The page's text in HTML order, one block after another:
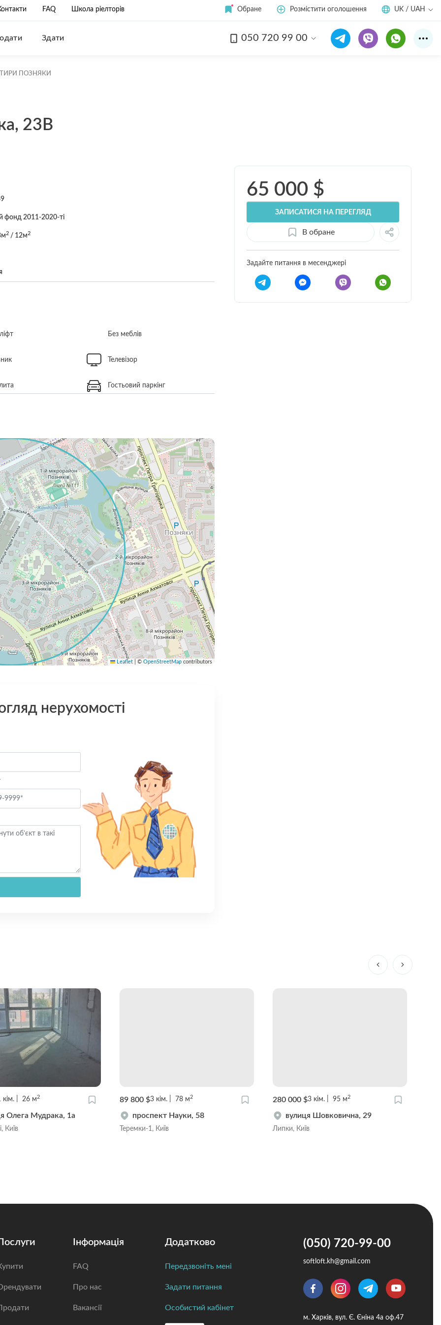
FAQ Школа ріелторів Обране Розмістити оголошення UK / UAH
Здати 050 720 99 00Дивитись усі9 фото
ПОЗНЯКИ
23В
фонд 2011-2020-ті
2/ 12м2
Без меблів
Телевізор
Гостьовий паркінг
Leaflet © OpenStreetMap contributors
нерухомості
65 000 $
ЗАПИСАТИСЯ НА ПЕРЕГЛЯД
В обране
Задайте питання в месенджері
кім. 26 м2
Олега Мудрака, 1а
Київ
89 800 $3 кім. 78 м2
проспект Науки, 58
Теремки-1, Київ
280 000 $3 кім. 95 м2
вулиця Шовковична, 29
Липки, Київ
Інформація
FAQ
Про нас
Вакансії
Додатково
Передзвоніть мені
Задати питання
Особистий кабінет
(050) 720-99-00
softloft.kh@gmail.com
м. Харків, вул. Є. Єніна 4а оф.47